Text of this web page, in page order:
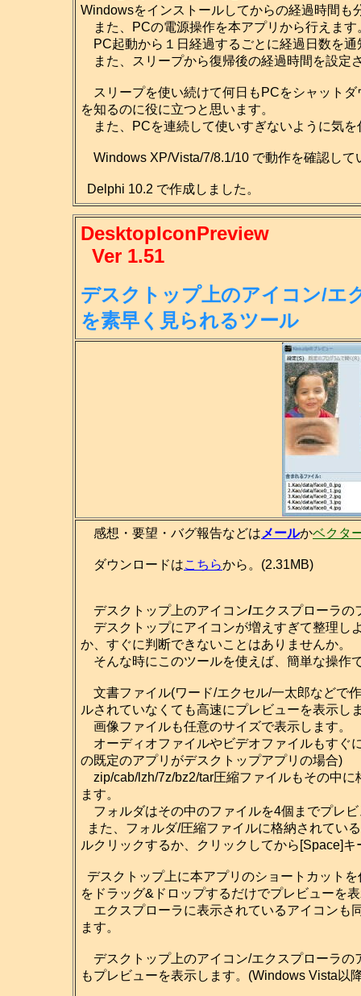
Windowsをインストールしてからの経過時間も
また、PCの電源操作を本アプリから行えます
PC起動から１日経過するごとに経過日数を通
また、スリープから復帰後の経過時間を設定
スリープを使い続けて何日もPCをシャット
を知るのに役に立つと思います。
また、PCを連続して使いすぎないように気
Windows XP/Vista/7/8.1/10 で動作を確認して
Delphi 10.2 で作成しました。
DesktopIconPreview
Ver 1.51
デスクトップ上のアイコン/エ
を素早く見られるツール
感想・要望・バグ報告などは メールかベクタ
ダウンロードはこちらから。(2.31MB)
デスクトップ上のアイコン/エクスプローラの
デスクトップにアイコンが増えすぎて整理し
か、すぐに判断できないことはありませんか。
そんな時にこのツールを使えば、簡単な操作
文書ファイル(ワード/エクセル/一太郎などで
ルされていなくても高速にプレビューを表示し
画像ファイルも任意のサイズで表示します。
オーディオファイルやビデオファイルもすぐ
の既定のアプリがデスクトップアプリの場合)
zip/cab/lzh/7z/bz2/tar圧縮ファイルもその中
ます。
フォルダはその中のファイルを4個までプレ
また、フォルダ/圧縮ファイルに格納されてい
ルクリックするか、クリックしてから[Space]
デスクトップ上に本アプリのショートカット
をドラッグ&ドロップするだけでプレビューを
エクスプローラに表示されているアイコンも
ます。
デスクトップ上のアイコン/エクスプローラの
もプレビューを表示します。(Windows Vista以